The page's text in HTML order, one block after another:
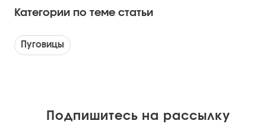
Категории по теме статьи
Пуговицы
Подпишитесь на рассылку